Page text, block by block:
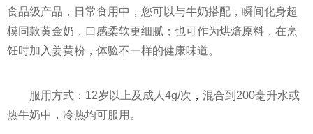
食品级产品，日常食用中，您可以与牛奶搭配，瞬间化身超
模同款黄金奶，口感柔软更细腻；也可作为烘焙原料，在烹
饪时加入姜黄粉，体验不一样的健康味道。
服用方式：12岁以上及成人4g/次 ， 混合到200毫升水或
热牛奶中，冷热均可服用。